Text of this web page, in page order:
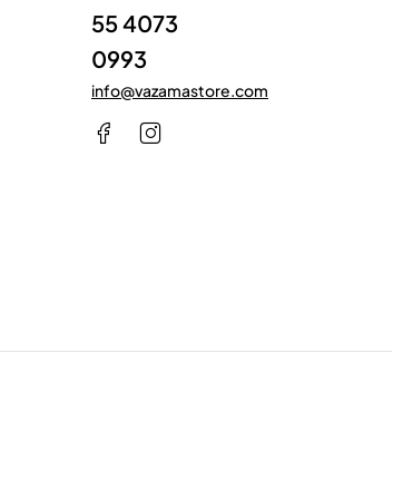
55 4073
0993
info@vazamastore.com